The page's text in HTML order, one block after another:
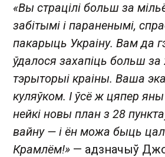
«Вы страцілі больш за
забітымі і параненымі,
пакарыць Украіну. Вам да
ўдалося захапіць больш за
тэрыторыі краіны. Ваша
куляўком. І ўсё ж цяпер
нейкі новы план з 28
вайну — і ён можа быць
Крамлём!» — адзначыў